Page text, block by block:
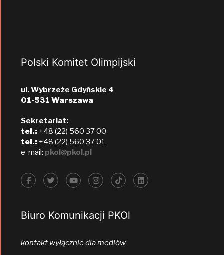
Polski Komitet Olimpijski
ul. Wybrzeże Gdyńskie 4
01-531 Warszawa
Sekretariat:
tel.: +48 (22) 560 37 00
tel.: +48 (22) 560 37 01
e-mail: pkol@pkol.pl
Biuro Komunikacji PKOl
kontakt wyłącznie dla mediów